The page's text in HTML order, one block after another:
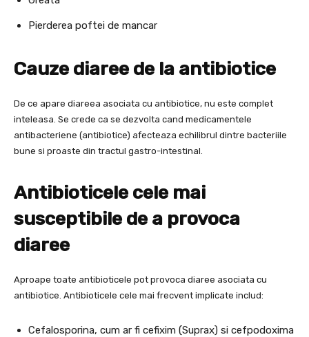
Pierderea poftei de mancar
Cauze diaree de la antibiotice
De ce apare diareea asociata cu antibiotice, nu este complet
inteleasa. Se crede ca se dezvolta cand medicamentele
antibacteriene (antibiotice) afecteaza echilibrul dintre bacteriile
bune si proaste din tractul gastro-intestinal.
Antibioticele cele mai
susceptibile de a provoca
diaree
Aproape toate antibioticele pot provoca diaree asociata cu
antibiotice. Antibioticele cele mai frecvent implicate includ:
Cefalosporina, cum ar fi cefixim (Suprax) si cefpodoxima